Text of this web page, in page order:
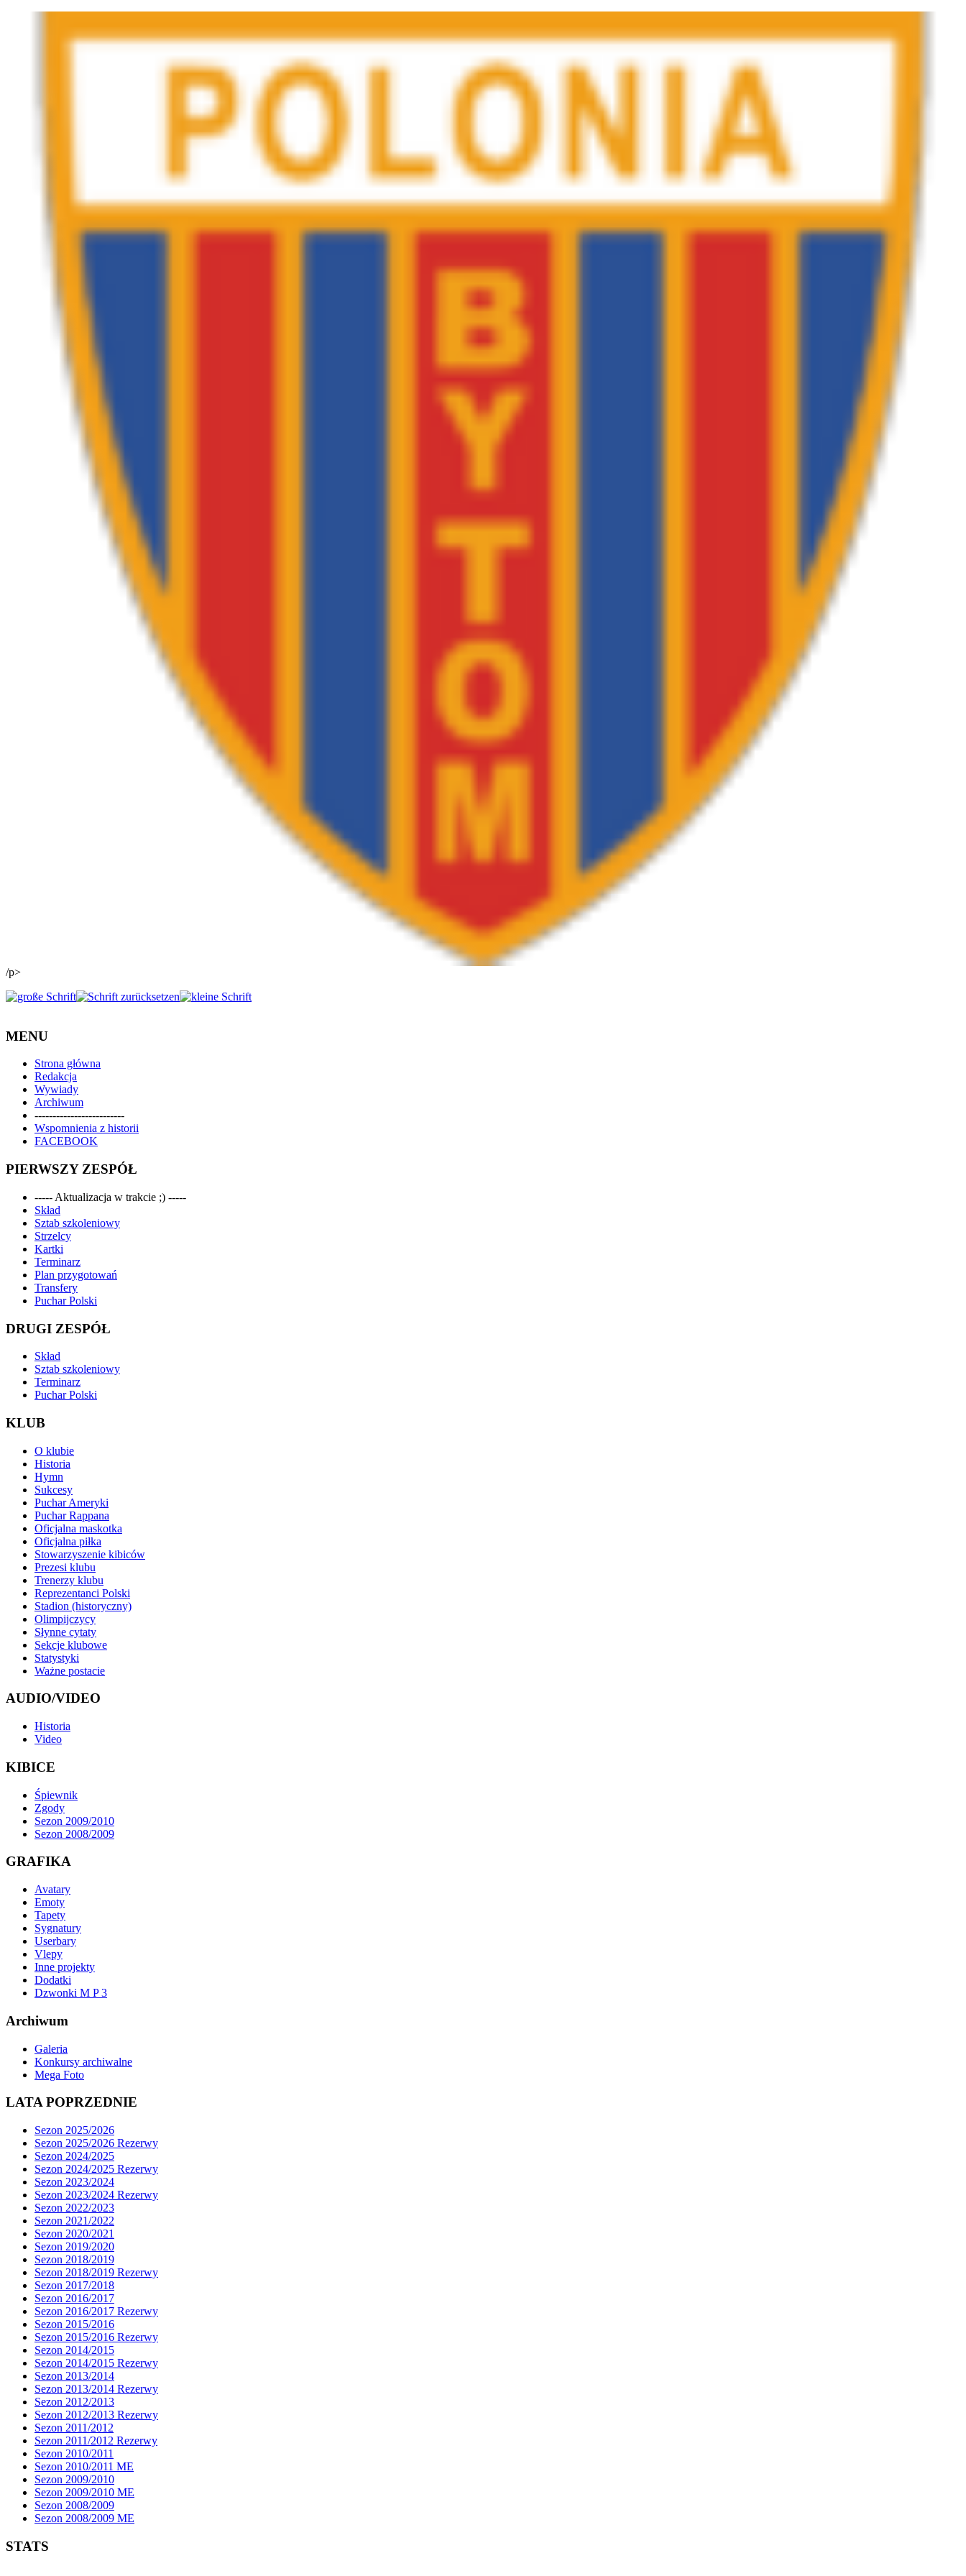
/p>
MENU
Strona główna
Redakcja
Wywiady
Archiwum
-------------------------
Wspomnienia z historii
FACEBOOK
PIERWSZY ZESPÓŁ
----- Aktualizacja w trakcie ;) -----
Skład
Sztab szkoleniowy
Strzelcy
Kartki
Terminarz
Plan przygotowań
Transfery
Puchar Polski
DRUGI ZESPÓŁ
Skład
Sztab szkoleniowy
Terminarz
Puchar Polski
KLUB
O klubie
Historia
Hymn
Sukcesy
Puchar Ameryki
Puchar Rappana
Oficjalna maskotka
Oficjalna piłka
Stowarzyszenie kibiców
Prezesi klubu
Trenerzy klubu
Reprezentanci Polski
Stadion (historyczny)
Olimpijczycy
Słynne cytaty
Sekcje klubowe
Statystyki
Ważne postacie
AUDIO/VIDEO
Historia
Video
KIBICE
Śpiewnik
Zgody
Sezon 2009/2010
Sezon 2008/2009
GRAFIKA
Avatary
Emoty
Tapety
Sygnatury
Userbary
Vlepy
Inne projekty
Dodatki
Dzwonki M P 3
Archiwum
Galeria
Konkursy archiwalne
Mega Foto
LATA POPRZEDNIE
Sezon 2025/2026
Sezon 2025/2026 Rezerwy
Sezon 2024/2025
Sezon 2024/2025 Rezerwy
Sezon 2023/2024
Sezon 2023/2024 Rezerwy
Sezon 2022/2023
Sezon 2021/2022
Sezon 2020/2021
Sezon 2019/2020
Sezon 2018/2019
Sezon 2018/2019 Rezerwy
Sezon 2017/2018
Sezon 2016/2017
Sezon 2016/2017 Rezerwy
Sezon 2015/2016
Sezon 2015/2016 Rezerwy
Sezon 2014/2015
Sezon 2014/2015 Rezerwy
Sezon 2013/2014
Sezon 2013/2014 Rezerwy
Sezon 2012/2013
Sezon 2012/2013 Rezerwy
Sezon 2011/2012
Sezon 2011/2012 Rezerwy
Sezon 2010/2011
Sezon 2010/2011 ME
Sezon 2009/2010
Sezon 2009/2010 ME
Sezon 2008/2009
Sezon 2008/2009 ME
STATS